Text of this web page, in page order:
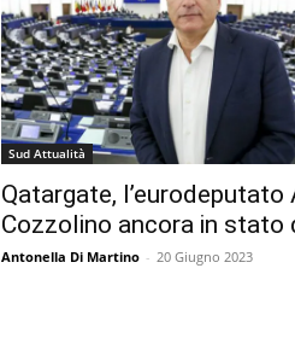
Sud Attualità
Qatargate, l’eurodeputato
Cozzolino ancora in stato
Antonella Di Martino - 20 Giugno 2023